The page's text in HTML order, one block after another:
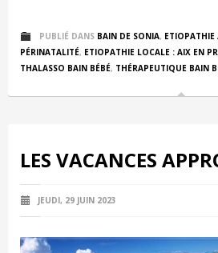
PUBLIÉ DANS BAIN DE SONIA,
PÉRINATALITÉ, ETIOPATHIE LOCALE : AIX EN
THALASSO BAIN BÉBÉ, THÉRAPEUTIQUE BAIN
LES VACANCES
JEUDI, 29 JUIN 2023